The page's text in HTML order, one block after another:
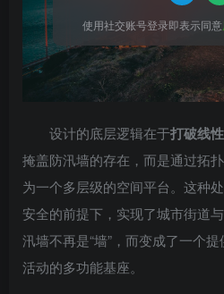
设计的底层逻辑在于打破线
掩盖防汛墙的存在，而是通过拓
为一个多层级的空间平台。这种
安全的前提下，实现了城市街道
汛墙不再是“墙”，而变成了一个
活动的多功能基座。
使用社交账号登录即表示同意